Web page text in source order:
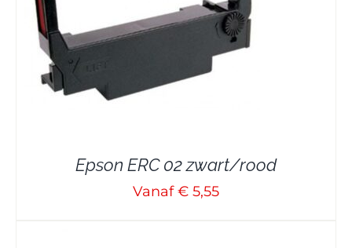
Epson ERC 02 zwart/rood
Vanaf € 5,55